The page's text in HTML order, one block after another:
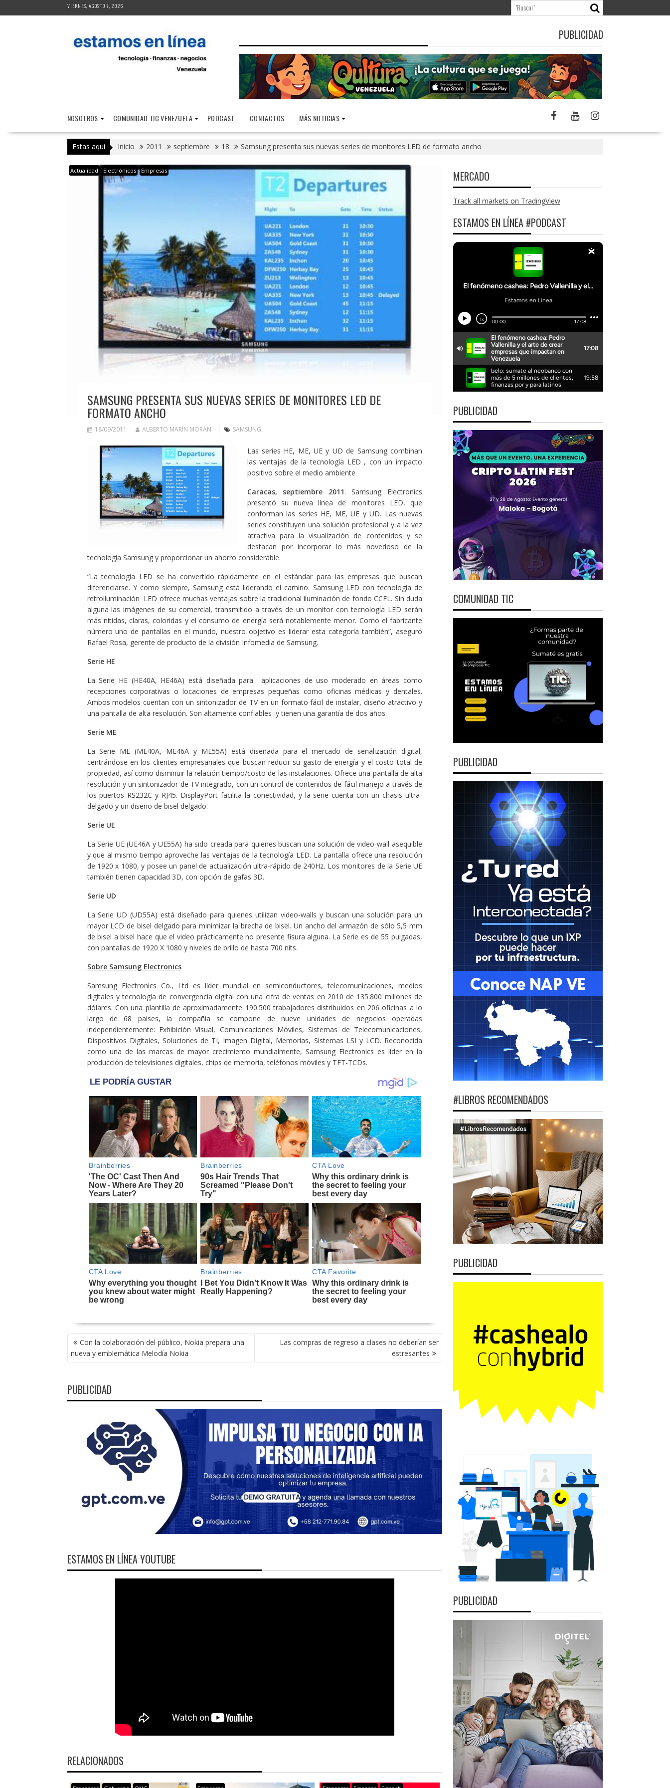
al
VIERNES, AGOSTO 7, 2026
PUBLICIDAD
NOSOTROS COMUNIDAD TIC VENEZUELA PODCAST CONTACTOS MÁS NOTICIAS
Estas aquí Inicio 2011 septiembre 18 Samsung presenta sus nuevas series de monitores LED de formato ancho
Actualidad Electrónicos Empresas
SAMSUNG PRESENTA SUS NUEVAS SERIES DE MONITORES LED DE
FORMATO ANCHO
18/09/2011 ALBERTO MARÍN MORÁN SAMSUNG
Las series HE, ME, UE y UD de Samsung combinan
las ventajas de la tecnología LED , con un impacto
positivo sobre el medio ambiente
Caracas, septiembre 2011. Samsung Electronics
presentó su nueva línea de monitores LED, que
conforman las series HE, ME, UE y UD. Las nuevas
series constituyen una solución profesional y a la vez
atractiva para la visualización de contenidos y se
destacan por incorporar lo más novedoso de la
tecnología Samsung y proporcionar un ahorro considerable.
“La tecnología LED se ha convertido rápidamente en el estándar para las empresas que buscan
diferenciarse. Y como siempre, Samsung está liderando el camino. Samsung LED con tecnología de
retroiluminación LED ofrece muchas ventajas sobre la tradicional iluminación de fondo CCFL. Sin duda
alguna las imágenes de su comercial, transmitido a través de un monitor con tecnología LED serán
más nítidas, claras, coloridas y el consumo de energía será notablemente menor. Como el fabricante
número uno de pantallas en el mundo, nuestro objetivo es liderar esta categoría también”, aseguró
Rafael Rosa, gerente de producto de la división Infomedia de Samsung.
Serie HE
La Serie HE (HE40A, HE46A) está diseñada para aplicaciones de uso moderado en áreas como
recepciones corporativas o locaciones de empresas pequeñas como oficinas médicas y dentales.
Ambos modelos cuentan con un sintonizador de TV en un formato fácil de instalar, diseño atractivo y
una pantalla de alta resolución. Son altamente confiables y tienen una garantía de dos años.
Serie ME
La Serie ME (ME40A, ME46A y ME55A) está diseñada para el mercado de señalización digital,
centrándose en los clientes empresariales que buscan reducir su gasto de energía y el costo total de
propiedad, así como disminuir la relación tiempo/costo de las instalaciones. Ofrece una pantalla de alta
resolución y un sintonizador de TV integrado, con un control de contenidos de fácil manejo a través de
los puertos RS232C y RJ45. DisplayPort facilita la conectividad, y la serie cuenta con un chasis ultra-
delgado y un diseño de bisel delgado.
Serie UE
La Serie UE (UE46A y UE55A) ha sido creada para quienes buscan una solución de video-wall asequible
y que al mismo tiempo aproveche las ventajas de la tecnología LED. La pantalla ofrece una resolución
de 1920 x 1080, y posee un panel de actualización ultra-rápido de 240Hz. Los monitores de la Serie UE
también tienen capacidad 3D, con opción de gafas 3D.
Serie UD
La Serie UD (UD55A) está diseñado para quienes utilizan video-walls y buscan una solución para un
mayor LCD de bisel delgado para minimizar la brecha de bisel. Un ancho del armazón de sólo 5,5 mm
de bisel a bisel hace que el video prácticamente no presente fisura alguna. La Serie es de 55 pulgadas,
con pantallas de 1920 X 1080 y niveles de brillo de hasta 700 nits.
Sobre Samsung Electronics
Samsung Electronics Co., Ltd es líder mundial en semiconductores, telecomunicaciones, medios
digitales y tecnología de convergencia digital con una cifra de ventas en 2010 de 135.800 millones de
dólares. Con una plantilla de aproximadamente 190.500 trabajadores distribuidos en 206 oficinas a lo
largo de 68 países, la compañía se compone de nueve unidades de negocios operadas
independientemente: Exhibición Visual, Comunicaciones Móviles, Sistemas de Telecomunicaciones,
Dispositivos Digitales, Soluciones de TI, Imagen Digital, Memorias, Sistemas LSI y LCD. Reconocida
como una de las marcas de mayor crecimiento mundialmente, Samsung Electronics es líder en la
producción de televisiones digitales, chips de memoria, teléfonos móviles y TFT-TCDs.
NAVEGACIÓN
DE
ENTRADAS
Con la colaboración del público, Nokia prepara una
nueva y emblemática Melodía Nokia
Las compras de regreso a clases no deberían ser
estresantes
PUBLICIDAD
ESTAMOS EN LÍNEA YOUTUBE
RELACIONADOS
MERCADO
Track all markets on TradingView
ESTAMOS EN LÍNEA #PODCAST
PUBLICIDAD
COMUNIDAD TIC
PUBLICIDAD
#LIBROS RECOMENDADOS
PUBLICIDAD
PUBLICIDAD